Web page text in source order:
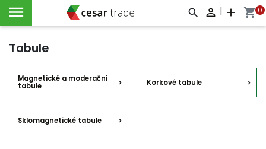
   | add shopping_cart0
Tabule
Magnetické a moderační
tabule
Korkové tabule
Sklomagnetické tabule